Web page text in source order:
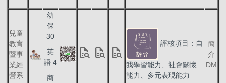
兒童
教育
暨事
業經
營系
幼
保
30
英
語 4
商
quick_reference_all quick_reference_all quick_reference_all
評核項目：自
我學習能力、社會關懷
能力、多元表現能力
簡
介
DM